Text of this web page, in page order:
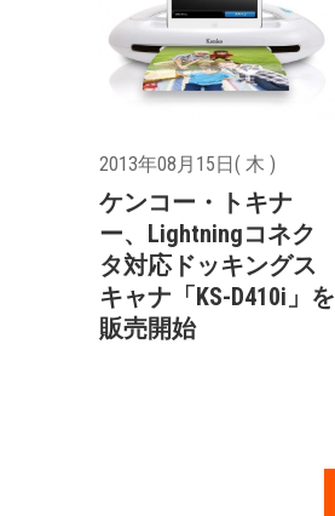
2013年08月15日( 木 )
ケンコー・トキナ
ー、Lightningコネク
タ対応ドッキングス
キャナ「KS-D410i」を
販売開始